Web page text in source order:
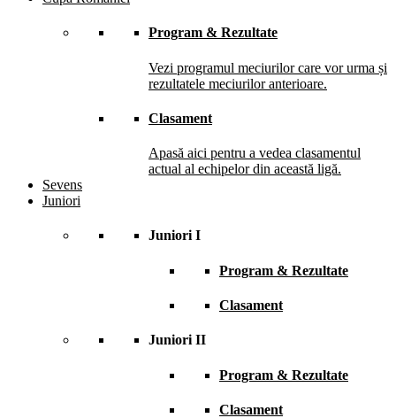
Program & Rezultate
Vezi programul meciurilor care vor urma și
rezultatele meciurilor anterioare.
Clasament
Apasă aici pentru a vedea clasamentul
actual al echipelor din această ligă.
Sevens
Juniori
Juniori I
Program & Rezultate
Clasament
Juniori II
Program & Rezultate
Clasament